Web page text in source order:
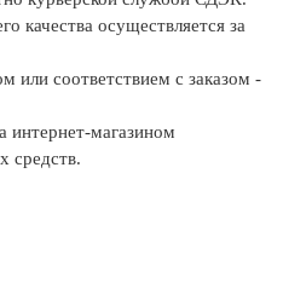
качества осуществляется за
или соответствием с заказом -
интернет-магазином
средств.